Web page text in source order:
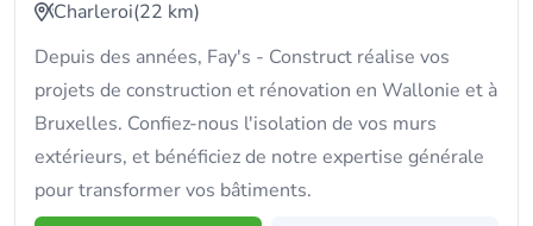
Charleroi(22 km)
Depuis des années, Fay's - Construct réalise vos
projets de construction et rénovation en Wallonie et à
Bruxelles. Confiez-nous l'isolation de vos murs
extérieurs, et bénéficiez de notre expertise générale
pour transformer vos bâtiments.